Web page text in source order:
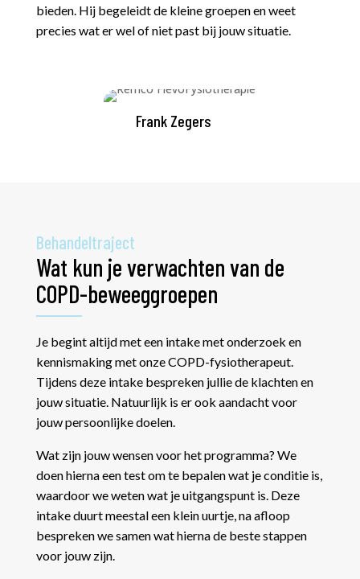
bieden. Hij begeleidt de kleine groepen en weet
precies wat er wel of niet past bij jouw situatie.
Frank Zegers
Behandeltraject
Wat kun je verwachten van de
COPD-beweeggroepen
Je begint altijd met een intake met onderzoek en
kennismaking met onze COPD-fysiotherapeut.
Tijdens deze intake bespreken jullie de klachten en
jouw situatie. Natuurlijk is er ook aandacht voor
jouw persoonlijke doelen.
Wat zijn jouw wensen voor het programma? We
doen hierna een test om te bepalen wat je conditie is,
waardoor we weten wat je uitgangspunt is. Deze
intake duurt meestal een klein uurtje, na afloop
bespreken we samen wat hierna de beste stappen
voor jouw zijn.